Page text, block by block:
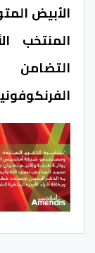
الأبيض
المنتخب
التضامن